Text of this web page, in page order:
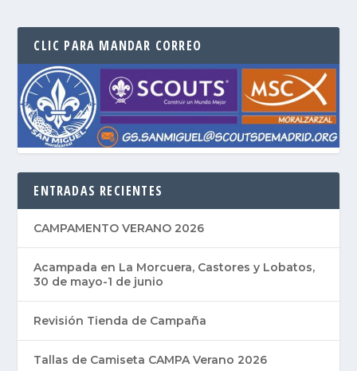
CLIC PARA MANDAR CORREO
ENTRADAS RECIENTES
CAMPAMENTO VERANO 2026
Acampada en La Morcuera, Castores y Lobatos,
30 de mayo-1 de junio
Revisión Tienda de Campaña
Tallas de Camiseta CAMPA Verano 2026